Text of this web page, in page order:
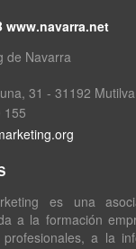
www.navarra.net
de Navarra
31 - 31192
155
es una
a la formación
a la